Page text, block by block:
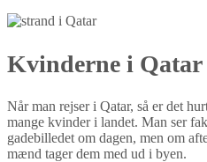
Kvinderne i Qatar
Når man rejser i Qatar, så er det
mange kvinder i landet. Man ser
gadebilledet om dagen, men om
mænd tager dem med ud i byen.